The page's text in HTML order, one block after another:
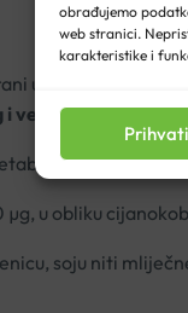
obrađujemo
web stranici.
karakteristike i
Prihvati
uglavnom
vegetarijanskog
µg, u obliku
soju niti